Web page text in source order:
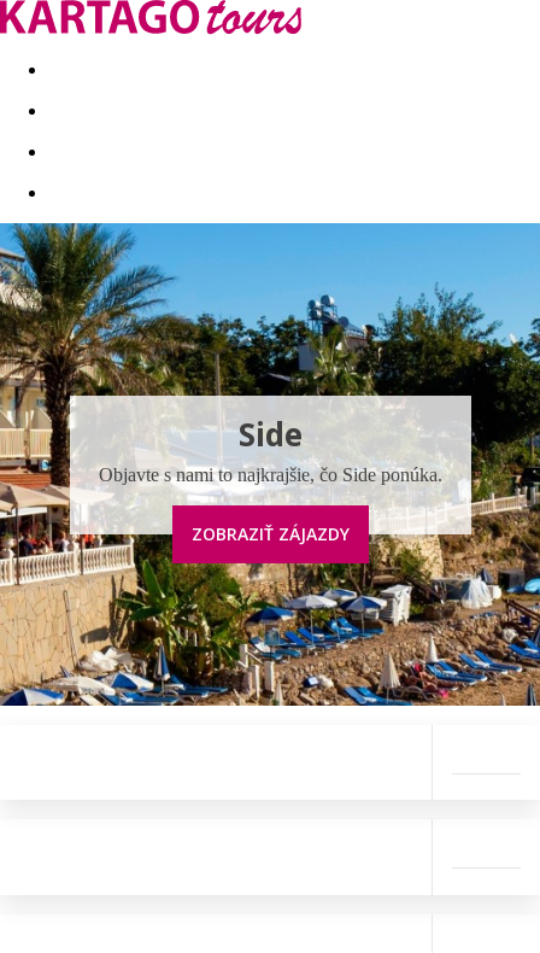
Last minute Dovolenkové kluby
Side
Objavte s nami to najkrajšie, čo Side ponúka.
ZOBRAZIŤ ZÁJAZDY